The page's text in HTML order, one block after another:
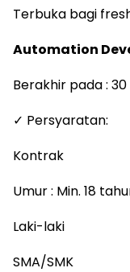
Terbuka bagi
Automation
Berakhir pada :
✓ Persyaratan:
Kontrak
Umur : Min. 18
Laki-laki
SMA/SMK